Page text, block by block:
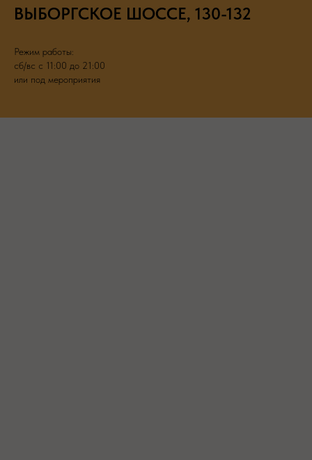
ВЫБОРГСКОЕ ШОССЕ, 130-132
Режим работы:
сб/вс с 11:00 до 21:00
или под мероприятия